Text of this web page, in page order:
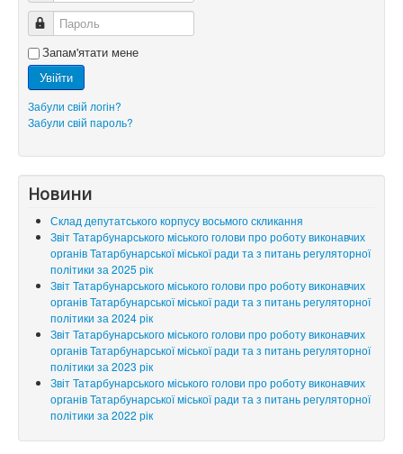
Пароль
Запам'ятати мене
Увійти
Забули свій логін?
Забули свій пароль?
Новини
Склад депутатського корпусу восьмого скликання
Звіт Татарбунарського міського голови про роботу виконавчих
органів Татарбунарської міської ради та з питань регуляторної
політики за 2025 рік
Звіт Татарбунарського міського голови про роботу виконавчих
органів Татарбунарської міської ради та з питань регуляторної
політики за 2024 рік
Звіт Татарбунарського міського голови про роботу виконавчих
органів Татарбунарської міської ради та з питань регуляторної
політики за 2023 рік
Звіт Татарбунарського міського голови про роботу виконавчих
органів Татарбунарської міської ради та з питань регуляторної
політики за 2022 рік